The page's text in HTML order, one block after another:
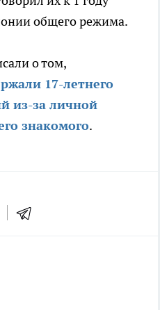
общего режима.
о том,
17-летнего
из-за личной
знакомого.